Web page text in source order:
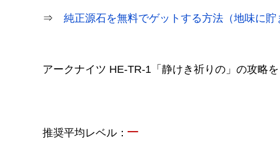
⇒ 純正源石を無料でゲットする方法（地味に貯
アークナイツ HE-TR-1「静けき祈りの」の攻略を
推奨平均レベル： –